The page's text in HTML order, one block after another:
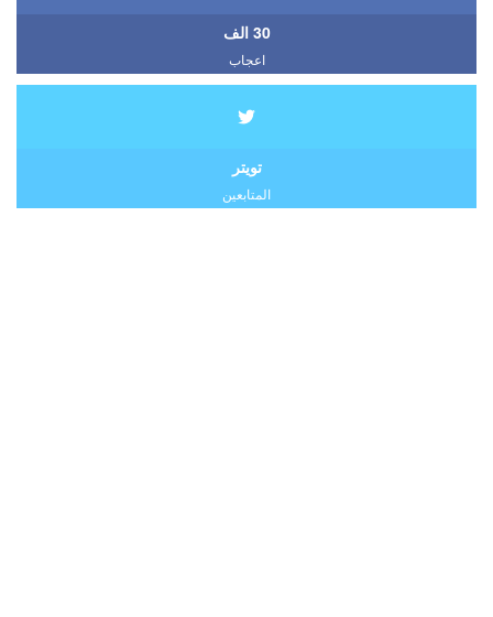
30 الف
اعجاب
تويتر
المتابعين